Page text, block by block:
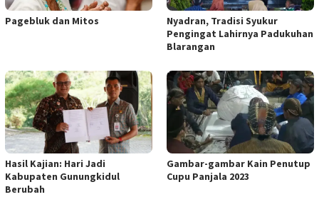
Pagebluk dan Mitos
Nyadran, Tradisi Syukur
Pengingat Lahirnya Padukuhan
Blarangan
Hasil Kajian: Hari Jadi
Kabupaten Gunungkidul
Berubah
Gambar-gambar Kain Penutup
Cupu Panjala 2023